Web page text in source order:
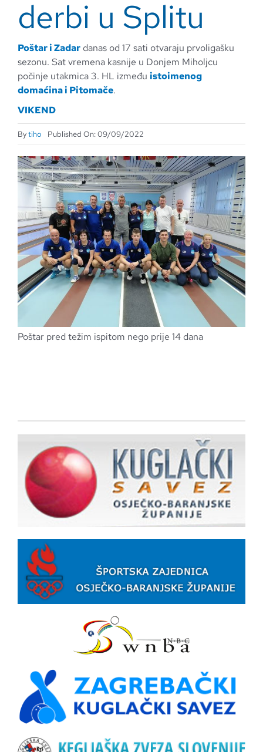
derbi u Splitu
Poštar i Zadardanas od 17 sati otvaraju prvoligašku
sezonu. Sat vremena kasnije u Donjem Miholjcu
počinje utakmica 3. HL između istoimenog
domaćina i Pitomače.
VIKEND
Bytiho Published On: 09/09/2022
Poštar pred težim ispitom nego prije 14 dana